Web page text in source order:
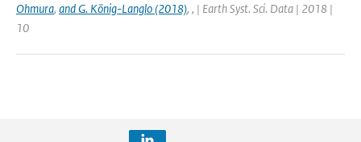
Ohmura, and G. König-Langlo (2018), , | Earth Syst. Sci. Data | 2018 |
10